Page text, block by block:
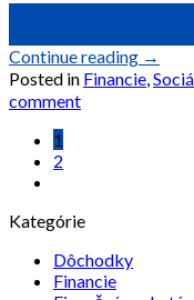
Continue reading →
Posted in Financie,
comment
1
2
Kategórie
Dôchodky
Financie